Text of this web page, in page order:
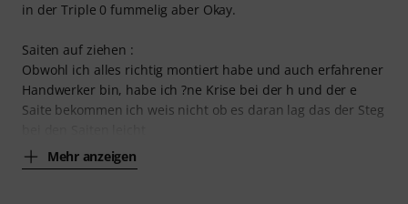
in der Triple 0 fummelig aber Okay.
Saiten auf ziehen :
Obwohl ich alles richtig montiert habe und auch erfahrener
Handwerker bin, habe ich ?ne Krise bei der h und der e
Saite bekommen ich weis nicht ob es daran lag das der Steg
Mehr anzeigen